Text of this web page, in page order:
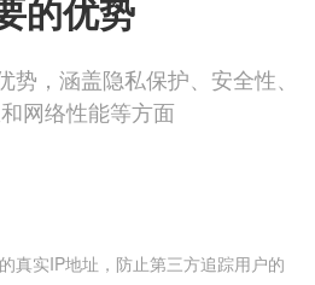
的优势
，涵盖隐私保护、安全性、
网络性能等方面
真实IP地址，防止第三方追踪用户的